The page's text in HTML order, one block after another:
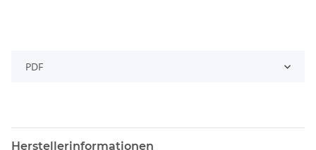
PDF
Herstellerinformationen